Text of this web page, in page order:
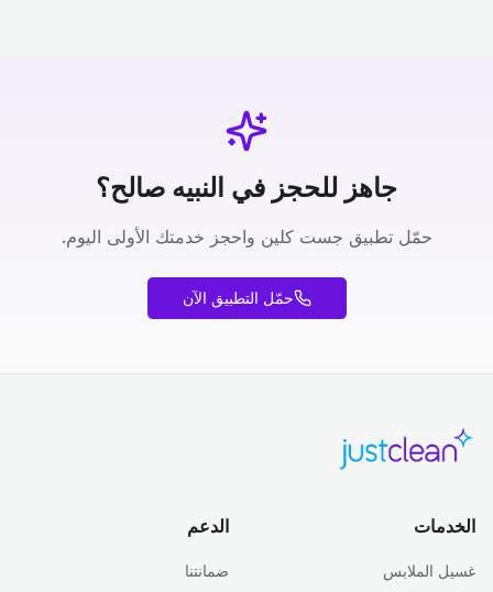
جاهز للحجز في النبيه صالح؟
حمّل تطبيق جست كلين واحجز خدمتك الأولى اليوم.
حمّل التطبيق الآن
الخدمات
غسيل الملابس
الدعم
ضمانتنا